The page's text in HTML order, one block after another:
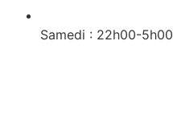
Samedi : 22h00-5h00